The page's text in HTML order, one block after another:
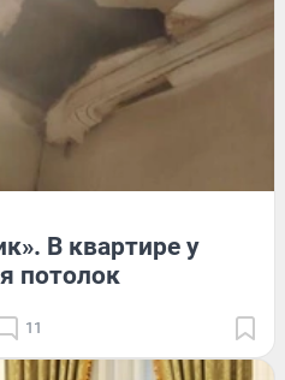
В квартире у
потолок
11